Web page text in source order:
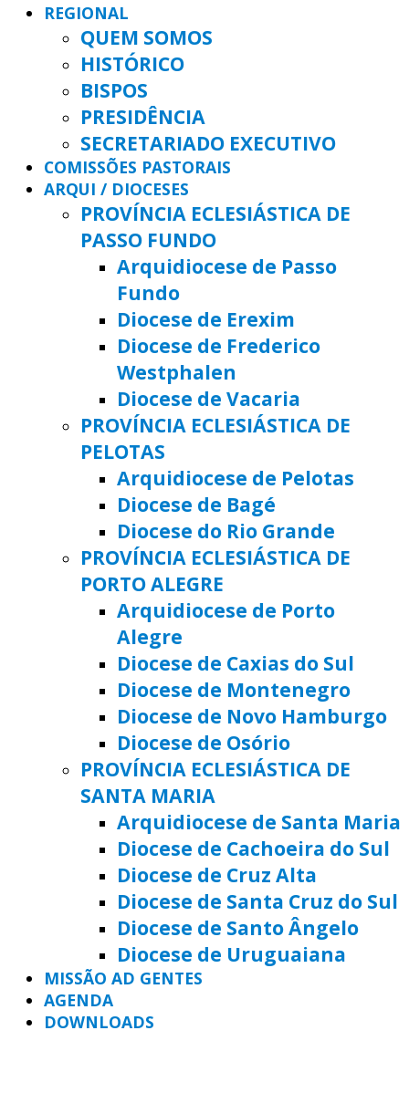
REGIONAL
QUEM SOMOS
HISTÓRICO
BISPOS
PRESIDÊNCIA
SECRETARIADO EXECUTIVO
COMISSÕES PASTORAIS
ARQUI / DIOCESES
PROVÍNCIA ECLESIÁSTICA DE
PASSO FUNDO
Arquidiocese de Passo
Fundo
Diocese de Erexim
Diocese de Frederico
Westphalen
Diocese de Vacaria
PROVÍNCIA ECLESIÁSTICA DE
PELOTAS
Arquidiocese de Pelotas
Diocese de Bagé
Diocese do Rio Grande
PROVÍNCIA ECLESIÁSTICA DE
PORTO ALEGRE
Arquidiocese de Porto
Alegre
Diocese de Caxias do Sul
Diocese de Montenegro
Diocese de Novo Hamburgo
Diocese de Osório
PROVÍNCIA ECLESIÁSTICA DE
SANTA MARIA
Arquidiocese de Santa Maria
Diocese de Cachoeira do Sul
Diocese de Cruz Alta
Diocese de Santa Cruz do Sul
Diocese de Santo Ângelo
Diocese de Uruguaiana
MISSÃO AD GENTES
AGENDA
DOWNLOADS